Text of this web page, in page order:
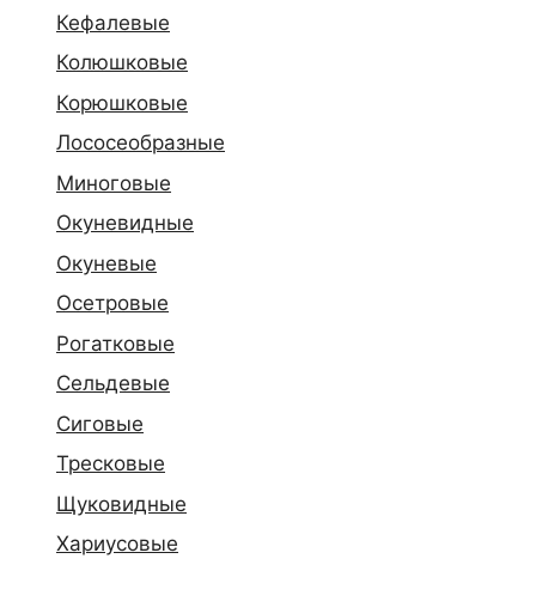
Кефалевые
Колюшковые
Корюшковые
Лососеобразные
Миноговые
Окуневидные
Окуневые
Осетровые
Рогатковые
Сельдевые
Сиговые
Тресковые
Щуковидные
Хариусовые